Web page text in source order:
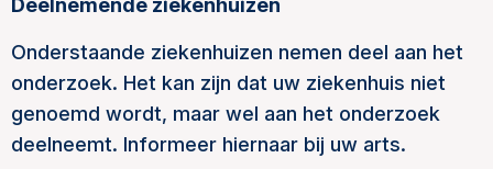
Deelnemende ziekenhuizen
Onderstaande ziekenhuizen nemen deel aan het
onderzoek. Het kan zijn dat uw ziekenhuis niet
genoemd wordt, maar wel aan het onderzoek
deelneemt. Informeer hiernaar bij uw arts.